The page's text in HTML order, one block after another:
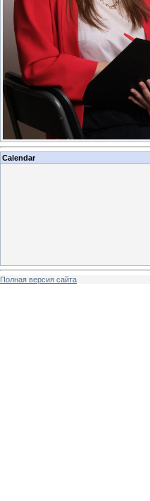
Calendar
Полная версия сайта